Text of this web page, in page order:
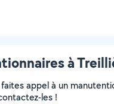
à
appel à un
les !